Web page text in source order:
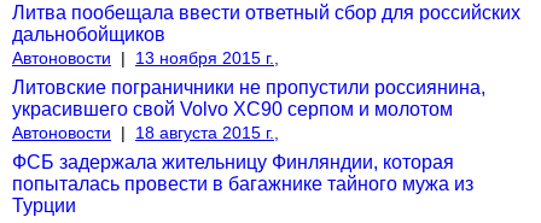
Литва пообещала ввести ответный сбор для российских
дальнобойщиков
Автоновости | 13 ноября 2015 г.,
Литовские пограничники не пропустили россиянина,
украсившего свой Volvo XC90 серпом и молотом
Автоновости | 18 августа 2015 г.,
ФСБ задержала жительницу Финляндии, которая
попыталась провести в багажнике тайного мужа из
Турции